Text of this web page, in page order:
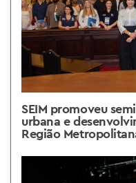
SEIM promoveu
urbana e
Região